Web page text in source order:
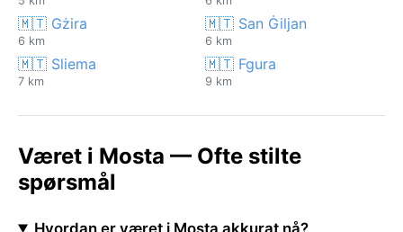
🇲🇹 Gżira
6 km
🇲🇹 San Ġiljan
6 km
🇲🇹 Sliema
7 km
🇲🇹 Fgura
9 km
Været i Mosta — Ofte stilte
spørsmål
Hvordan er været i Mosta akkurat nå?